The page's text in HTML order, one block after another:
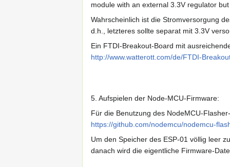
module with an external 3.3V regulator
Wahrscheinlich ist die Stromversorgung
d.h., letzteres sollte separat mit 3.3V
Ein FTDI-Breakout-Board mit
http://www.watterott.com/de/FTDI-
5. Aufspielen der Node-MCU-Firmware:
Für die Benutzung des NodeMCU-
https://github.com/nodemcu/nodemcu-
Um den Speicher des ESP-01 völlig leer
danach wird die eigentliche Firmware-